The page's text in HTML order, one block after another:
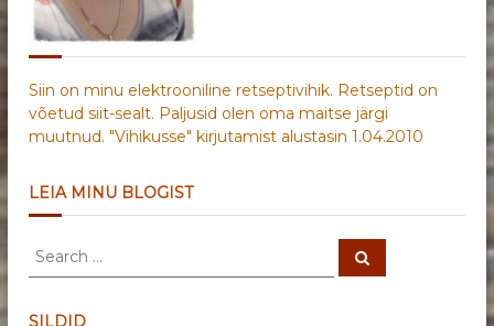
Siin on minu elektrooniline retseptivihik. Retseptid on
võetud siit-sealt. Paljusid olen oma maitse järgi
muutnud. "Vihikusse" kirjutamist alustasin 1.04.2010
LEIA MINU BLOGIST
S
r
S
e
SILDID